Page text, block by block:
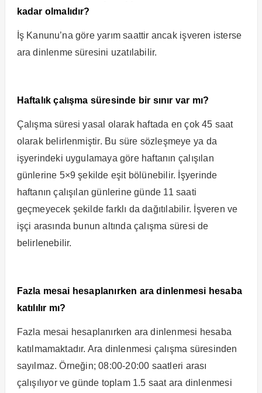
kadar olmalıdır?
İş Kanunu’na göre yarım saattir ancak işveren isterse
ara dinlenme süresini uzatılabilir.
Haftalık çalışma süresinde bir sınır var mı?
Çalışma süresi yasal olarak haftada en çok 45 saat
olarak belirlenmiştir. Bu süre sözleşmeye ya da
işyerindeki uygulamaya göre haftanın çalışılan
günlerine 5×9 şekilde eşit bölünebilir. İşyerinde
haftanın çalışılan günlerine günde 11 saati
geçmeyecek şekilde farklı da dağıtılabilir. İşveren ve
işçi arasında bunun altında çalışma süresi de
belirlenebilir.
Fazla mesai hesaplanırken ara dinlenmesi hesaba
katılılır mı?
Fazla mesai hesaplanırken ara dinlenmesi hesaba
katılmamaktadır. Ara dinlenmesi çalışma süresinden
sayılmaz. Örneğin; 08:00-20:00 saatleri arası
çalışılıyor ve günde toplam 1.5 saat ara dinlenmesi